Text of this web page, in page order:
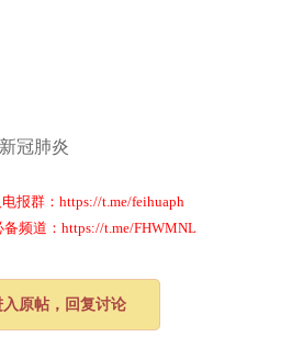
新冠肺炎
报群：https://t.me/feihuaph
频道：https://t.me/FHWMNL
入原帖，回复讨论